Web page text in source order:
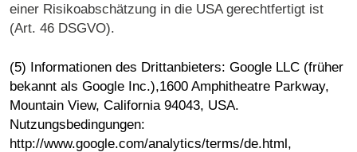
einer Risikoabschätzung in die USA gerechtfertigt ist
(Art. 46 DSGVO).
(5) Informationen des Drittanbieters: Google LLC (früher
bekannt als Google Inc.),1600 Amphitheatre Parkway,
Mountain View, California 94043, USA.
Nutzungsbedingungen:
http://www.google.com/analytics/terms/de.html,